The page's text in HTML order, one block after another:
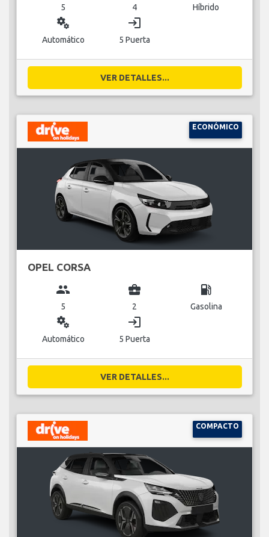
5 4 Híbrido
miscellaneous_services
Automático
login
5 Puerta
VER DETALLES...
ECONÓMICO
OPEL CORSA
group
5
business_center
2
local_gas_station
Gasolina
miscellaneous_services
Automático
login
5 Puerta
VER DETALLES...
COMPACTO